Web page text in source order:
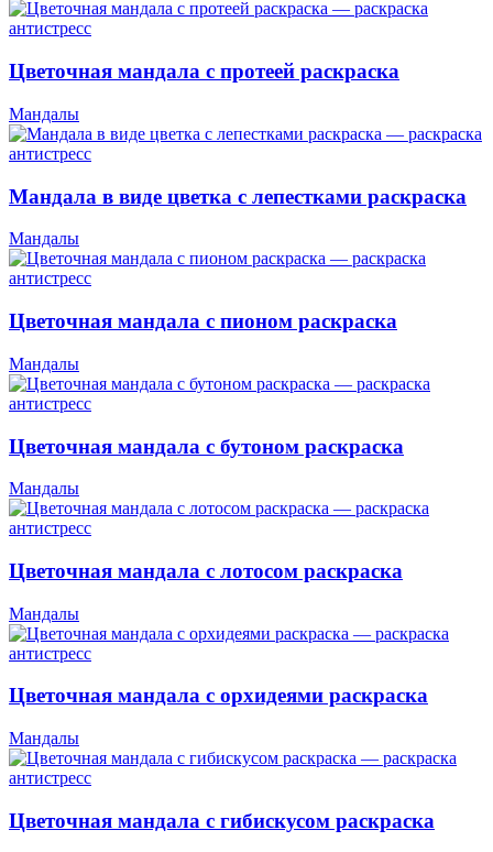
Цветочная мандала с протеей раскраска
Мандалы
Мандала в виде цветка с лепестками раскраска
Мандалы
Цветочная мандала с пионом раскраска
Мандалы
Цветочная мандала с бутоном раскраска
Мандалы
Цветочная мандала с лотосом раскраска
Мандалы
Цветочная мандала с орхидеями раскраска
Мандалы
Цветочная мандала с гибискусом раскраска